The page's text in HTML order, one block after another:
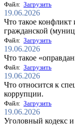
Файл: Загрузить
19.06.2026
Что такое конфликт
гражданской
Файл: Загрузить
19.06.2026
Что такое
Файл: Загрузить
19.06.2026
Что относится к
коррупции.
Файл: Загрузить
19.06.2026
Уголовный кодекс